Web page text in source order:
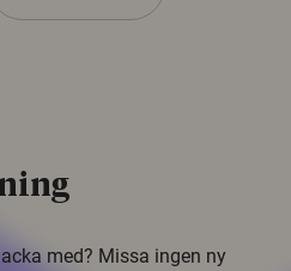
med? Missa ingen ny